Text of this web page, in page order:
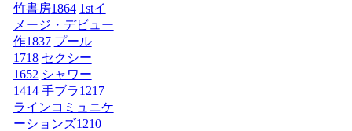
竹書房1864 1stイ
メージ・デビュー
作1837 プール
1718 セクシー
1652 シャワー
1414 手ブラ1217
ラインコミュニケ
ーションズ1210